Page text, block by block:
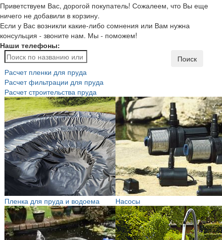
Приветствуем Вас, дорогой покупатель! Сожалеем, что Вы еще
ничего не добавили в корзину.
Если у Вас возникли какие-либо сомнения или Вам нужна
консульция - звоните нам. Мы - поможем!
Наши телефоны:
Поиск
Расчет пленки для пруда
Расчет фильтрации для пруда
Расчет строительства пруда
Пленка для пруда и водоема Насосы